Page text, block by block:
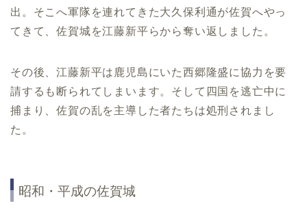
出。そこへ軍隊を連れてきた大久保利通が佐賀へやっ
てきて、佐賀城を江藤新平らから奪い返しました。
その後、江藤新平は鹿児島にいた西郷隆盛に協力を要
請するも断られてしまいます。そして四国を逃亡中に
捕まり、佐賀の乱を主導した者たちは処刑されまし
た。
昭和・平成の佐賀城